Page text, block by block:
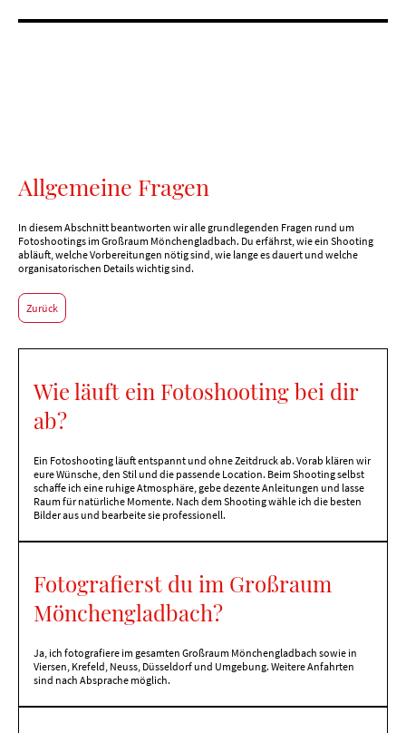
Allgemeine Fragen
In diesem Abschnitt beantworten wir alle grundlegenden Fragen rund um
Fotoshootings im Großraum Mönchengladbach. Du erfährst, wie ein Shooting
abläuft, welche Vorbereitungen nötig sind, wie lange es dauert und welche
organisatorischen Details wichtig sind.
Zurück
Wie läuft ein Fotoshooting bei dir
ab?
Ein Fotoshooting läuft entspannt und ohne Zeitdruck ab. Vorab klären wir
eure Wünsche, den Stil und die passende Location. Beim Shooting selbst
schaffe ich eine ruhige Atmosphäre, gebe dezente Anleitungen und lasse
Raum für natürliche Momente. Nach dem Shooting wähle ich die besten
Bilder aus und bearbeite sie professionell.
Fotografierst du im Großraum
Mönchengladbach?
Ja, ich fotografiere im gesamten Großraum Mönchengladbach sowie in
Viersen, Krefeld, Neuss, Düsseldorf und Umgebung. Weitere Anfahrten
sind nach Absprache möglich.